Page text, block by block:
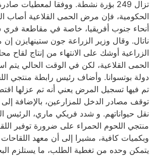
تزال 249 بؤرة نشطة. ووفقا لمعطيات
الحكومية، فإن مرض الحمى القلاعية أصاب
أنحاء جنوب أفريقيا، خاصة في مقاطعة فري
ناتال. وقال وزير الزراعة جون ستينهايزن
الحمى القلاعية، لكن في الوقت الحالي يتم
دولة بوتسوانا. وأضاف رئيس رابطة منتجي
تم فيها تسجيل المرض يعني أنه تم عزلها
توقف مصادر الدخل للمزارعين، بالإضافة
نقل حيواناتهم. و شدد فريكي ماري، الرئيس
منتجي اللحوم الحمراء على ضرورة توفير
وبكميات كافية، مشيرا إلى أن معهد اللقاحات
يتمكن وحده من تغطية الطلب، ما يستلزم